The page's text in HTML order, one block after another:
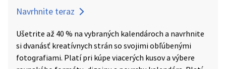
Navrhnite teraz
Ušetrite až 40 % na vybraných kalendároch a navrhnite
si dvanásť kreatívnych strán so svojimi obľúbenými
fotografiami. Platí pri kúpe viacerých kusov a výbere